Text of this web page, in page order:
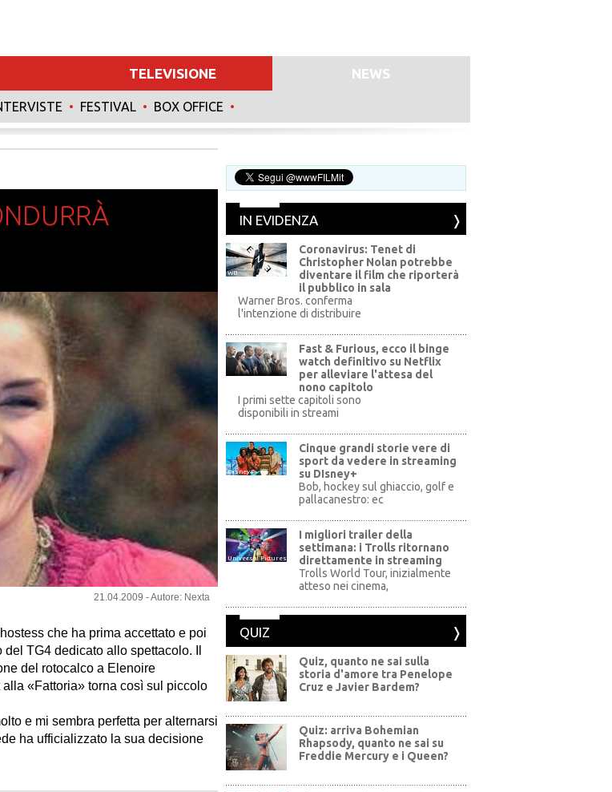
TELEVISIONE NEWS
SPECIALI
• FESTIVAL • BOX OFFICE •
21.04.2009 - Autore: Nexta
che ha prima accettato e poi
TG4 dedicato allo spettacolo. Il
del rotocalco a Elenoire
«Fattoria» torna così sul piccolo
e mi sembra perfetta per alternarsi
ha ufficializzato la sua decisione
IN EVIDENZA
WB
Coronavirus: Tenet di
Christopher Nolan potrebbe
diventare il film che riporterà
il pubblico in sala
Warner Bros. conferma
l'intenzione di distribuire
Fast & Furious, ecco il binge
watch definitivo su Netflix
per alleviare l'attesa del
nono capitolo
I primi sette capitoli sono
disponibili in streami
Disney+
Cinque grandi storie vere di
sport da vedere in streaming
su DIsney+
Bob, hockey sul ghiaccio, golf e
pallacanestro: ec
Universal Pictures
I migliori trailer della
settimana: i Trolls ritornano
direttamente in streaming
Trolls World Tour, inizialmente
atteso nei cinema,
QUIZ
Quiz, quanto ne sai sulla
storia d'amore tra Penelope
Cruz e Javier Bardem?
Quiz: arriva Bohemian
Rhapsody, quanto ne sai su
Freddie Mercury e i Queen?